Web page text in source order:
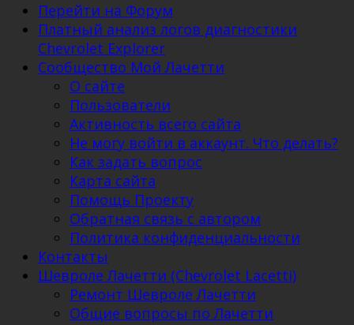
Перейти на Форум
Платный анализ логов диагностики
Chevrolet Explorer
Сообщество Мой Лачетти
О сайте
Пользователи
Активность всего сайта
Не могу войти в аккаунт. Что делать?
Как задать вопрос
Карта сайта
Помощь Проекту
Обратная связь с автором
Политика конфиденциальности
Контакты
Шевроле Лачетти (Chevrolet Lacetti)
Ремонт Шевроле Лачетти
Общие вопросы по Лачетти